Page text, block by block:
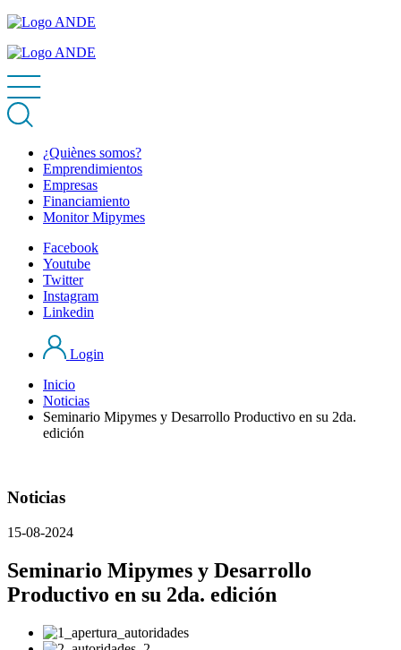
¿Quiènes somos?
Emprendimientos
Empresas
Financiamiento
Monitor Mipymes
Facebook
Youtube
Twitter
Instagram
Linkedin
Login
Inicio
Noticias
Seminario Mipymes y Desarrollo Productivo en su 2da.
edición
Noticias
15-08-2024
Seminario Mipymes y Desarrollo
Productivo en su 2da. edición